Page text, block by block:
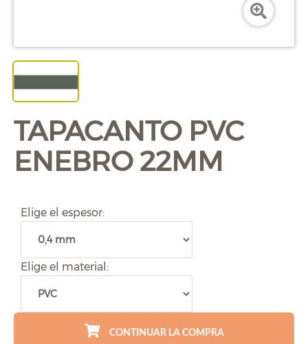
TAPACANTO PVC
ENEBRO 22MM
Elige el espesor:
Elige el material:
CONTINUAR LA COMPRA